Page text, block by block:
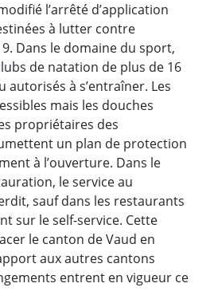
l’arrêté d’application
à lutter contre
Dans le domaine du sport,
de natation de plus de 16
autorisés à s’entraîner. Les
mais les douches
propriétaires des
un plan de protection
à l’ouverture. Dans le
le service au
sauf dans les restaurants
sur le self-service. Cette
le canton de Vaud en
aux autres cantons
entrent en vigueur ce